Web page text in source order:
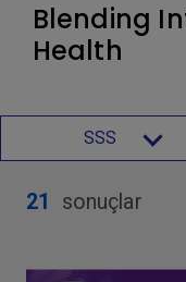
Blending
Health
SSS
21 sonuçlar